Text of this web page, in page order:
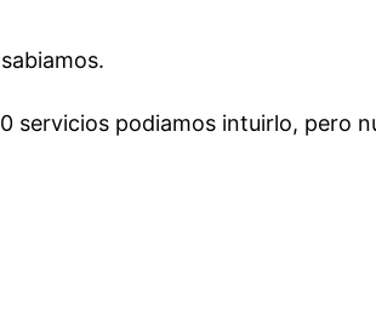
servicios podiamos intuirlo, pero